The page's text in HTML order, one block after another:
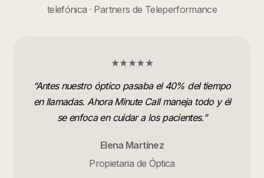
telefónica · Partners de Teleperformance
★★★★★
“Antes nuestro óptico pasaba el 40% del tiempo
en llamadas. Ahora Minute Call maneja todo y él
se enfoca en cuidar a los pacientes.”
Elena Martínez
Propietaria de Óptica